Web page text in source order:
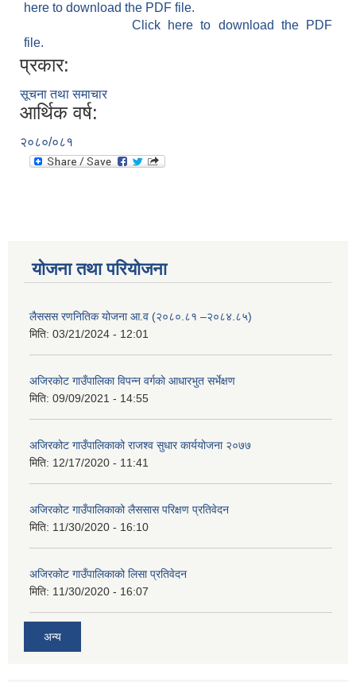
here to download the PDF file.
Click here to download the PDF
file.
प्रकार:
सूचना तथा समाचार
आर्थिक वर्ष:
२०८०/०८१
योजना तथा परियोजना
लैससस रणनितिक योजना आ.व (२०८०.८१ –२०८४.८५)
मिति: 03/21/2024 - 12:01
अजिरकाेट गाउँपालिका विपन्न वर्गकाे आधारभुत सर्भेक्षण
मिति: 09/09/2021 - 14:55
अजिरकोट गाउँपालिकाको राजश्व सुधार कार्ययोजना २०७७
मिति: 12/17/2020 - 11:41
अजिरकोट गाउँपालिकाको लैससास परिक्षण प्रतिवेदन
मिति: 11/30/2020 - 16:10
अजिरकोट गाउँपालिकाको लिसा प्रतिवेदन
मिति: 11/30/2020 - 16:07
अन्य